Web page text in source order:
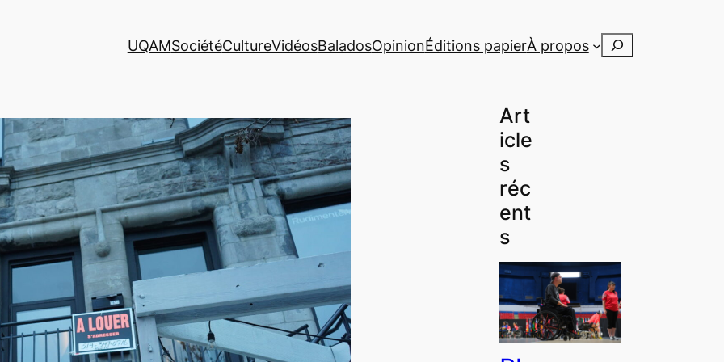
UQAMSociétéCultureVidéosBaladosOpinionÉditions papierÀ propos Rechercher
Art
icle
s
réc
ent
s